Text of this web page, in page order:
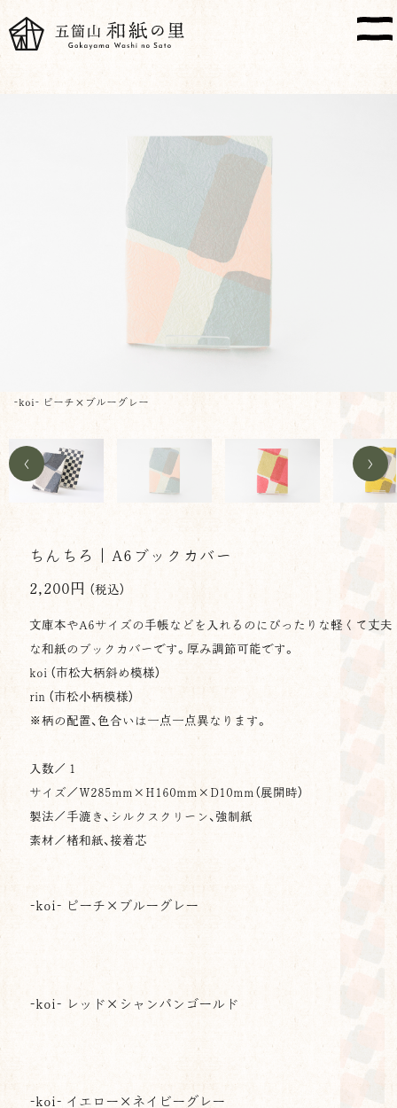
-koi- ピーチ×ブルーグレー
< >
ちんちろ｜A6ブックカバー
2,200円 （税込）
文庫本やA6サイズの手帳などを入れるのにぴったりな軽くて丈夫
な和紙のブックカバーです。厚み調節可能です。
koi （市松大柄斜め模様）
rin （市松小柄模様）
※柄の配置、色合いは一点一点異なります。
入数／１
サイズ／W285mm×H160mm× D10mm （展開時）
製法／手漉き、シルクスクリーン、強制紙
素材／楮和紙、接着芯
-koi- ピーチ×ブルーグレー
-koi- レッド×シャンパンゴールド
-koi- イエロー×ネイビーグレー